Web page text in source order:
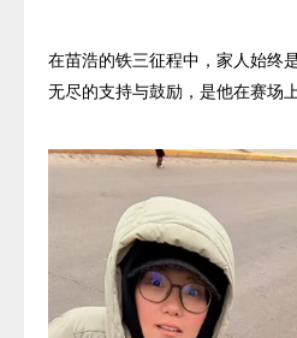
在苗浩的铁三征程中，家人始终
无尽的支持与鼓励，是他在赛场